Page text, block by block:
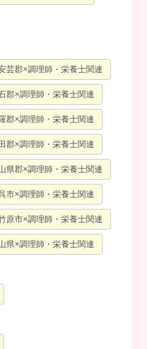
芸郡×調理師・栄養士関連
郡×調理師・栄養士関連
郡×調理師・栄養士関連
郡×調理師・栄養士関連
県郡×調理師・栄養士関連
市×調理師・栄養士関連
原市×調理師・栄養士関連
県×調理師・栄養士関連